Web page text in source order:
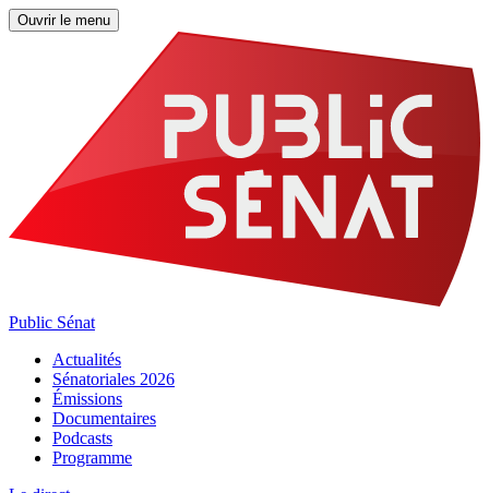
Ouvrir le menu
Public Sénat
Actualités
Sénatoriales 2026
Émissions
Documentaires
Podcasts
Programme